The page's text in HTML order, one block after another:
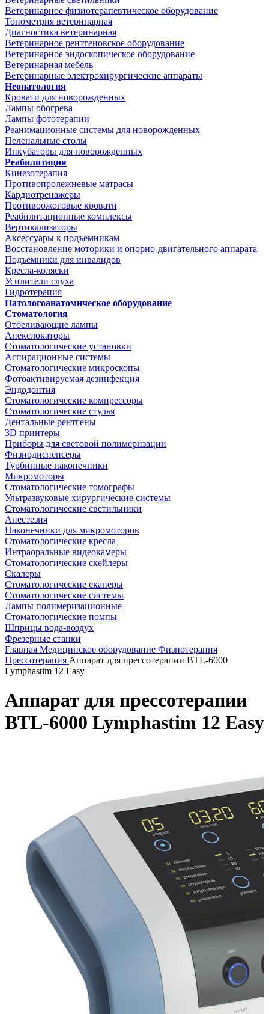
Ветеринарное физиотерапевтическое оборудование
Тонометрия ветеринарная
Диагностика ветеринарная
Ветеринарное рентгеновское оборудование
Ветеринарное эндоскопическое оборудование
Ветеринарная мебель
Ветеринарные электрохирургические аппараты
Неонатология
Кровати для новорожденных
Лампы обогрева
Лампы фототерапии
Реанимационные системы для новорожденных
Пеленальные столы
Инкубаторы для новорожденных
Реабилитация
Кинезотерапия
Противопролежневые матрасы
Кардиотренажеры
Противоожоговые кровати
Реабилитационные комплексы
Вертикализаторы
Аксессуары к подъемникам
Восстановление моторики и опорно-двигательного аппарата
Подъемники для инвалидов
Кресла-коляски
Усилители слуха
Гидротерапия
Патологоанатомическое оборудование
Стоматология
Отбеливающие лампы
Апекслокаторы
Стоматологические установки
Аспирационные системы
Стоматологические микроскопы
Фотоактивируемая дезинфекция
Эндодонтия
Стоматологические компрессоры
Стоматологические стулья
Дентальные рентгены
3D принтеры
Приборы для световой полимеризации
Физиодиспенсеры
Турбинные наконечники
Микромоторы
Стоматологические томографы
Ультразвуковые хирургические системы
Стоматологические светильники
Анестезия
Наконечники для микромоторов
Стоматологические кресла
Интраоральные видеокамеры
Стоматологические скейлеры
Скалеры
Стоматологические сканеры
Стоматологические системы
Лампы полимеризационные
Стоматологические помпы
Шприцы вода-воздух
Фрезерные станки
Главная Медицинское оборудование Физиотерапия
Прессотерапия Аппарат для прессотерапии BTL-6000
Lymphastim 12 Easy
Аппарат для прессотерапии
BTL-6000 Lymphastim 12 Easy